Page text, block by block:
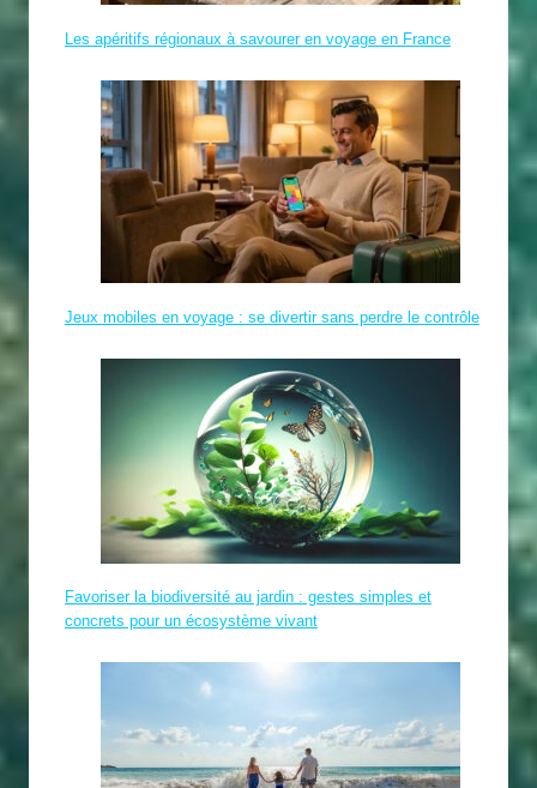
Les apéritifs régionaux à savourer en voyage en France
Jeux mobiles en voyage : se divertir sans perdre le contrôle
Favoriser la biodiversité au jardin : gestes simples et
concrets pour un écosystème vivant